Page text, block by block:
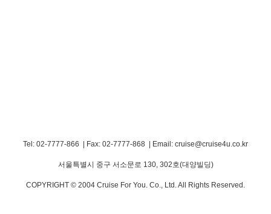
Tel: 02-7777-866 | Fax: 02-7777-868 | Email: cruise@cruise4u.co.kr
서울특별시 중구 서소문로 130, 302호(대양빌딩)
COPYRIGHT © 2004 Cruise For You. Co., Ltd. All Rights Reserved.